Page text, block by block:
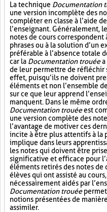
La technique Documentation
une version incomplète des
compléter en classe à l’aide
l’enseignant. Généralement,
notes de cours correspondent
phrases ou à la solution d’un
préférable à l’absence totale
car la Documentation trouéea
de leur permettre de réfléchir
effet, puisqu’ils ne doivent
éléments et non l’ensemble
sur ce que leur apprend
manquent. Dans le même
Documentation trouéeest
une version complète des
l’avantage de motiver ces
incite à être plus attentifs à la
implique dans leurs
les notes qui doivent être
significative et efficace pour
éléments retirés des notes de
élèves qui ont assisté au
nécessairement aidés par
Documentation trouéepermet
notions présentées de
assimiler.